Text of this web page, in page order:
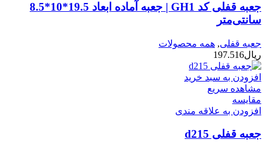
جعبه قفلی کد GH1 | جعبه آماده ابعاد 19.5*10*8.5
سانتی‌متر
جعبه قفلی, همه محصولات
ریال197.516
افزودن به سبد خرید
مشاهده سریع
مقایسه
افزودن به علاقه مندی
جعبه قفلی d215